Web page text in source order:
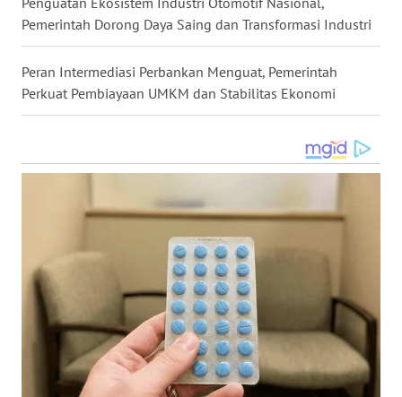
Pemerintah Dorong Daya Saing dan Transformasi Industri
Peran Intermediasi Perbankan Menguat, Pemerintah
Perkuat Pembiayaan UMKM dan Stabilitas Ekonomi
WN
DAIRI
WN
DANAU
LANGKAT
WN
TAPANULI
SELATAN